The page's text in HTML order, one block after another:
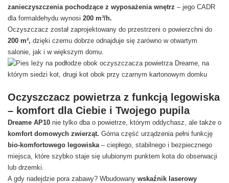
zanieczyszczenia pochodzące z wyposażenia wnętrz – jego CADR
dla formaldehydu wynosi 200 m³/h.
Oczyszczacz został zaprojektowany do przestrzeni o powierzchni do
200 m², dzięki czemu dobrze odnajduje się zarówno w otwartym
salonie, jak i w większym domu.
Oczyszczacz powietrza z funkcją legowiska
– komfort dla Ciebie i Twojego pupila
Dreame AP10 nie tylko dba o powietrze, którym oddychasz, ale także o
komfort domowych zwierząt. Górna część urządzenia pełni funkcję
bio-komfortowego legowiska– ciepłego, stabilnego i bezpiecznego
miejsca, które szybko staje się ulubionym punktem kota do obserwacji
lub drzemki.
A gdy nadejdzie pora zabawy? Wbudowany wskaźnik laserowy